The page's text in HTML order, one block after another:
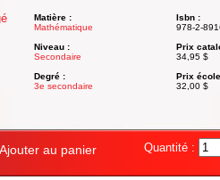
Matière :
Mathématique
Niveau :
Secondaire
Degré :
3e secondaire
Isbn :
978-2-
Prix
34,95 $
Prix
32,00 $
Ajouter au panier Quantité :